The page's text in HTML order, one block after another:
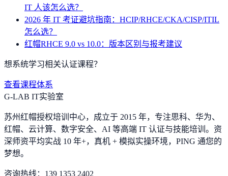
IT 人该怎么选？
2026 年 IT 考证避坑指南：HCIP/RHCE/CKA/CISP/ITIL
怎么选？
红帽RHCE 9.0 vs 10.0：版本区别与报考建议
想系统学习相关认证课程？
查看课程体系
G-LAB IT实验室
苏州红帽授权培训中心，成立于 2015 年，专注思科、华为、
红帽、云计算、数字安全、AI 等高端 IT 认证与技能培训。资
深师资平均实战 10 年+，真机 + 模拟实操环境， PING 通您的
梦想。
咨询热线： 139 1353 2402